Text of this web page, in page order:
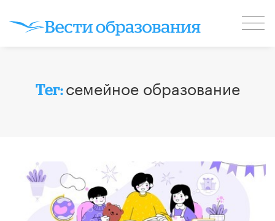
Тег:семейное образование